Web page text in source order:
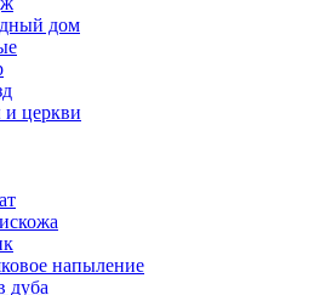
дом
церкви
напыление
дуба